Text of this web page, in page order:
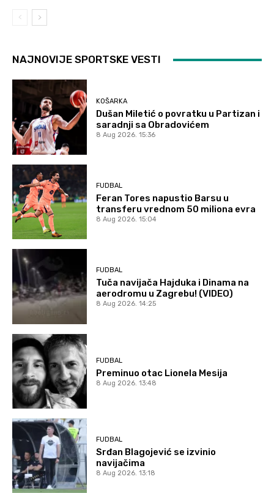
NAJNOVIJE SPORTSKE VESTI
KOŠARKA
Dušan Miletić o povratku u Partizan i
saradnji sa Obradovićem
8 Aug 2026. 15:36
FUDBAL
Feran Tores napustio Barsu u
transferu vrednom 50 miliona evra
8 Aug 2026. 15:04
FUDBAL
Tuča navijača Hajduka i Dinama na
aerodromu u Zagrebu! (VIDEO)
8 Aug 2026. 14:25
FUDBAL
Preminuo otac Lionela Mesija
8 Aug 2026. 13:48
FUDBAL
Srđan Blagojević se izvinio
navijačima
8 Aug 2026. 13:18